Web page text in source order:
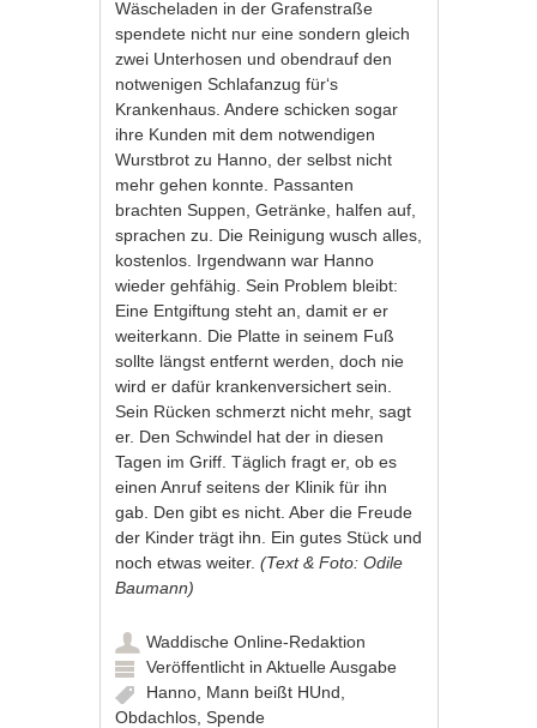
Wäscheladen in der Grafenstraße
spendete nicht nur eine sondern gleich
zwei Unterhosen und obendrauf den
notwenigen Schlafanzug für‘s
Krankenhaus. Andere schicken sogar
ihre Kunden mit dem notwendigen
Wurstbrot zu Hanno, der selbst nicht
mehr gehen konnte. Passanten
brachten Suppen, Getränke, halfen auf,
sprachen zu. Die Reinigung wusch alles,
kostenlos. Irgendwann war Hanno
wieder gehfähig. Sein Problem bleibt:
Eine Entgiftung steht an, damit er er
weiterkann. Die Platte in seinem Fuß
sollte längst entfernt werden, doch nie
wird er dafür krankenversichert sein.
Sein Rücken schmerzt nicht mehr, sagt
er. Den Schwindel hat der in diesen
Tagen im Griff. Täglich fragt er, ob es
einen Anruf seitens der Klinik für ihn
gab. Den gibt es nicht. Aber die Freude
der Kinder trägt ihn. Ein gutes Stück und
noch etwas weiter.(Text & Foto: Odile
Baumann)
Waddische Online-Redaktion
Veröffentlicht inAktuelle Ausgabe
Hanno Mann beißt HUnd
Obdachlos ,Spende